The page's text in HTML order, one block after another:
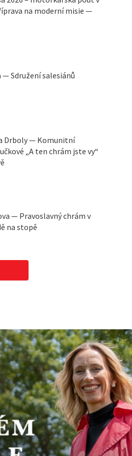
na moderní misie —
Sdružení salesiánů
Drboly — Komunitní
„A ten chrám jste vy“
— Pravoslavný chrám v
na stopě